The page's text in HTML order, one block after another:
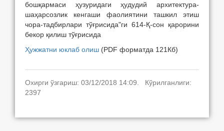
бошқармаси ҳузуридаги ҳудудий архитектура-
шаҳарсозлик кенгаши фаолиятини ташкил этиш
чора-тадбирлари тўғрисида"ги 614-Қ-сон қарорини
бекор қилиш тўғрисида
Ҳужжатни юклаб олиш (PDF форматда 121Кб)
Охирги ўзгариш: 03/12/2018 14:09. Кўрилганлиги:
2397